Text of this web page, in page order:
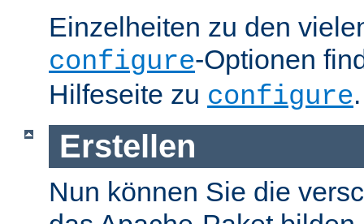
Einzelheiten zu den
configure-Optionen
Hilfeseite zu configure.
Erstellen
Nun können Sie die